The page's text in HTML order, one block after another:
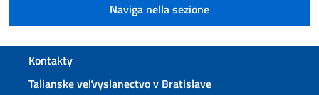
Naviga nella sezione
Footer section
Kontakty
Talianske veľvyslanectvo v Bratislave